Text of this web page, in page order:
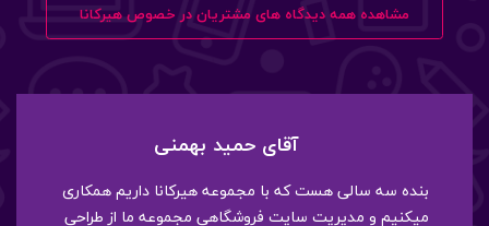
مشاهده همه دیدگاه های مشتریان در خصوص هیرکانا
آقای حمید بهمنی
بنده سه سالی هست که با مجموعه هیرکانا داریم همکاری
میکنیم و مدیریت سایت فروشگاهی مجموعه ما از طراحی